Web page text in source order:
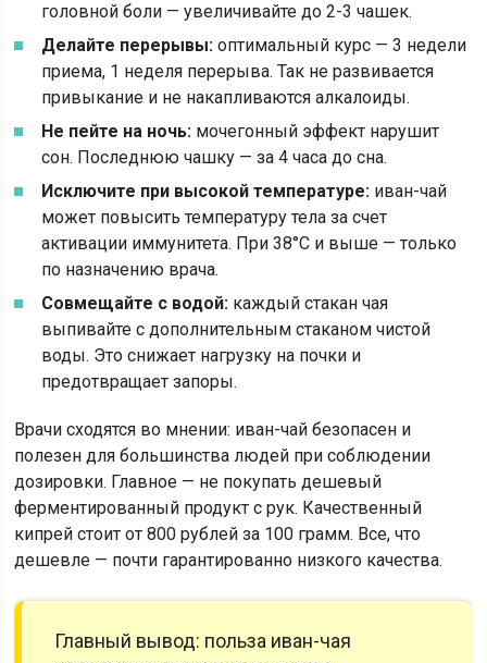
головной боли — увеличивайте до 2-3 чашек.
Делайте перерывы: оптимальный курс — 3 недели
приема, 1 неделя перерыва. Так не развивается
привыкание и не накапливаются алкалоиды.
Не пейте на ночь: мочегонный эффект нарушит
сон. Последнюю чашку — за 4 часа до сна.
Исключите при высокой температуре: иван-чай
может повысить температуру тела за счет
активации иммунитета. При 38°C и выше — только
по назначению врача.
Совмещайте с водой: каждый стакан чая
выпивайте с дополнительным стаканом чистой
воды. Это снижает нагрузку на почки и
предотвращает запоры.
Врачи сходятся во мнении: иван-чай безопасен и
полезен для большинства людей при соблюдении
дозировки. Главное — не покупать дешевый
ферментированный продукт с рук. Качественный
кипрей стоит от 800 рублей за 100 грамм. Все, что
дешевле — почти гарантированно низкого качества.
Главный вывод: польза иван-чая